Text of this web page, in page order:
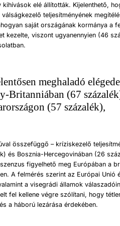
elé állították. Kijelenthető,
teljesítményének
saját országának kormánya a
kezelte, viszont ugyanennyien (46
.
meghaladó
Britanniában (67
(57 százalék),
összefüggő – kríziskezelő
és Bosznia-Hercegovinában (26
figyelhető meg Európában a
A felmérés szerintaz Európai Unió
a visegrádi államok
fel kellene végre szólítani, hogy
a háború lezárása érdekében.